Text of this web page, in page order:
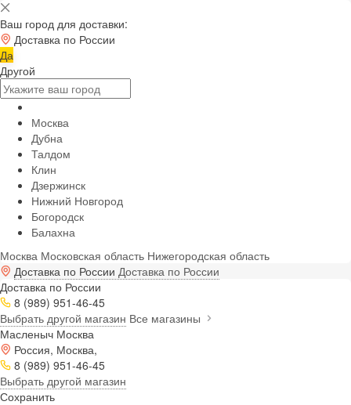
Ваш город для доставки:
Доставка по России
Да
Другой
Москва
Дубна
Талдом
Клин
Дзержинск
Нижний Новгород
Богородск
Балахна
Москва Московская область Нижегородская область
Доставка по России Доставка по России
Доставка по России
8 (989) 951-46-45
Выбрать другой магазин Все магазины
Масленыч Москва
Россия, Москва,
8 (989) 951-46-45
Выбрать другой магазин
Сохранить